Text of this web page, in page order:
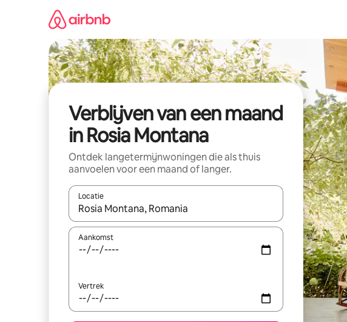
Verblijven van een maand
in Rosia Montana
Ontdek langetermijnwoningen die als thuis
aanvoelen voor een maand of langer.
Locatie
Wanneer er resultaten beschikbaar zijn, maak je een keuze met je
Aankomst
Vertrek